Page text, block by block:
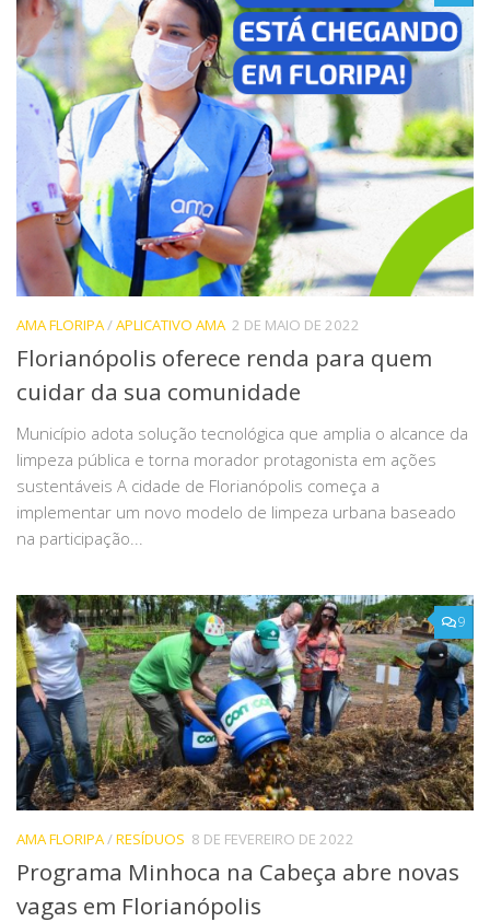
AMA FLORIPA/APLICATIVO AMA 2 DE MAIO DE 2022
Florianópolis oferece renda para quem
cuidar da sua comunidade
Município adota solução tecnológica que amplia o alcance da
limpeza pública e torna morador protagonista em ações
sustentáveis A cidade de Florianópolis começa a
implementar um novo modelo de limpeza urbana baseado
na participação...
9
AMA FLORIPA/RESÍDUOS 8 DE FEVEREIRO DE 2022
Programa Minhoca na Cabeça abre novas
vagas em Florianópolis